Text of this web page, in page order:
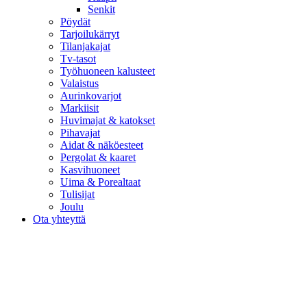
Senkit
Pöydät
Tarjoilukärryt
Tilanjakajat
Tv-tasot
Työhuoneen kalusteet
Valaistus
Aurinkovarjot
Markiisit
Huvimajat & katokset
Pihavajat
Aidat & näköesteet
Pergolat & kaaret
Kasvihuoneet
Uima & Porealtaat
Tulisijat
Joulu
Ota yhteyttä